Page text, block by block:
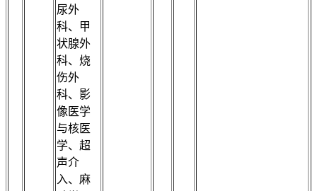
尿外
科、甲
状腺外
科、烧
伤外
科、影
像医学
与核医
学、超
声介
入、麻